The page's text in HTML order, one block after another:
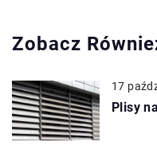
Zobacz
17
Plisy